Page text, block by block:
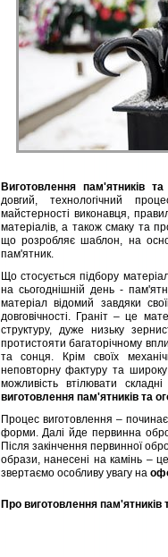
Виготовлення пам'ятників
довгий, технологічний
майстерності виконавця,
матеріалів, а також смаку та
що розробляє шаблон, на
пам'ятник.
Що стосується підбору
на сьогоднішній день -
матеріал відомий завдяки
довговічності. Граніт – це
структуру, дуже низьку
протистояти багаторічному
та сонця. Крім своїх
неповторну фактуру та широку
можливість втілювати
виготовлення пам'ятників та
Процес виготовлення –
форми. Далі йде первинна
Після закінчення первинної
образи, нанесені на камінь –
звертаємо особливу увагу на
Про виготовлення